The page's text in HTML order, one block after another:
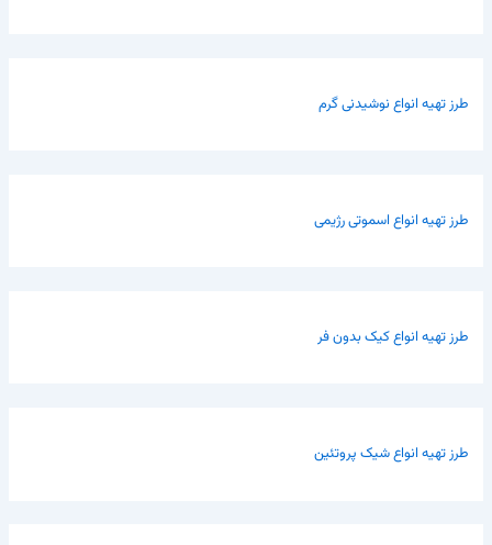
طرز تهیه انواع نوشیدنی گرم
طرز تهیه انواع اسموتی رژیمی
طرز تهیه انواع کیک بدون فر
طرز تهیه انواع شیک پروتئین